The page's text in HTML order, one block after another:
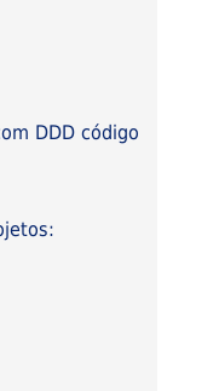
DDD código